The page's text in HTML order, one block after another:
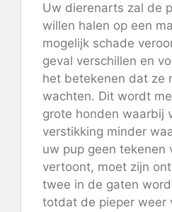
Uw dierenarts zal de
willen halen op een
mogelijk schade
geval verschillen en
het betekenen dat ze
wachten. Dit wordt
grote honden waarbij
verstikking minder
uw pup geen tekenen
vertoont, moet zijn
twee in de gaten
totdat de pieper weer